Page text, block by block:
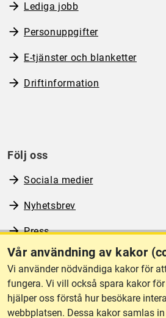
Vår användning av kakor
Vi använder nödvändiga kakor för
fungera. Vi vill också spara kakor
hjälper oss förstå hur besökare
webbplatsen. Dessa kakor samlas
Lediga jobb
Personuppgifter
E-tjänster och blanketter
Driftinformation
Följ oss
Sociala medier
Nyhetsbrev
Press
RSS
Om webbplatsen